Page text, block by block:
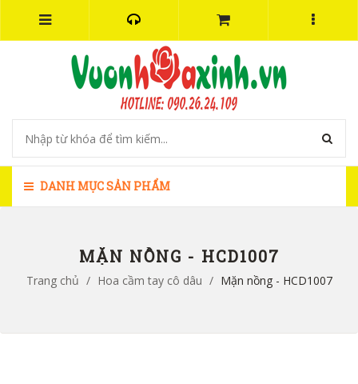
DANH MỤC SẢN PHẨM
MẶN NỒNG - HCD1007
Trang chủ / Hoa cầm tay cô dâu / Mặn nồng - HCD1007